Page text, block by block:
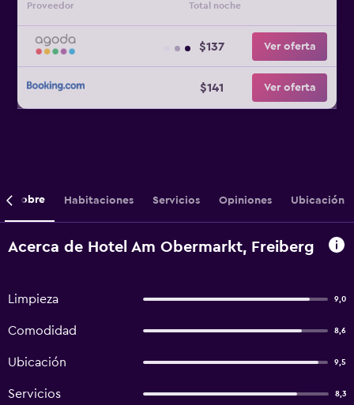
Proveedor Total noche
$137 Ver oferta
$141 Ver oferta
Sobre Habitaciones Servicios Opiniones Ubicación
Acerca de Hotel Am Obermarkt, Freiberg
Limpieza 9,0
Comodidad 8,6
Ubicación 9,5
Servicios 8,3